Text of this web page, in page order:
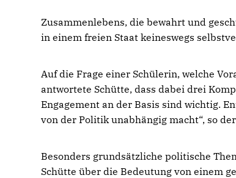
Zusammenlebens, die bewahrt und
in einem freien Staat keineswegs
Auf die Frage einer Schülerin, welche
antwortete Schütte, dass dabei drei
Engagement an der Basis sind wichtig.
von der Politik unabhängig macht“, so
Besonders grundsätzliche politische
Schütte über die Bedeutung von einem